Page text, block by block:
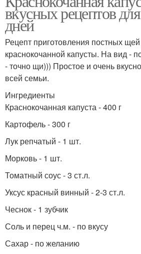
вкусных рецептов
дней
Рецепт приготовления постных
краснокочанной капусты. На вид -
- точно щи))) Простое и очень
всей семьи.
Ингредиенты
Краснокочанная капуста - 400 г
Картофель - 300 г
Лук репчатый - 1 шт.
Морковь - 1 шт.
Томатный соус - 3 ст.л.
Уксус красный винный - 2-3 ст.л.
Чеснок - 1 зубчик
Соль и перец ч.м. - по вкусу
Сахар - по желанию